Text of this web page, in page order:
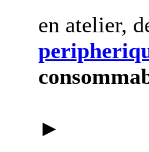
en atelier,
►